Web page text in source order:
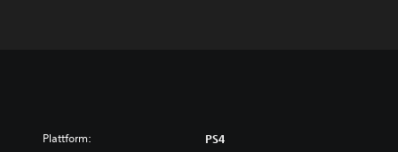
Plattform: PS4